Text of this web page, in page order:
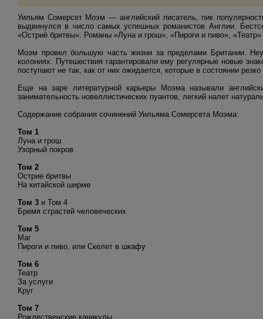
Уильям Сомерсет Моэм — английский писатель, пик
выдвинулся в число самых успешных романистов Англии.
«Остриё бритвы». Романы «Луна и грош», «Пироги и пиво»,
Моэм провел большую часть жизни за пределами Британии.
колониях. Путешествия гарантировали ему регулярные новые
поступают не так, как от них ожидается, которые в состоянии
Еще на заре литературной карьеры Моэма называли
занимательность новеллистических пуантов, легкий налет
Содержание собрания сочинений Уильяма Сомерсета Моэма:
Том 1
Луна и грош
Узорный покров
Том 2
Острие бритвы
На китайской ширме
Том 3 и Том 4
Бремя страстей человеческих
Том 5
Маг
Пироги и пиво, или Скелет в шкафу
Том 6
Театр
За услуги
Круг
Том 7
Рождественские каникулы